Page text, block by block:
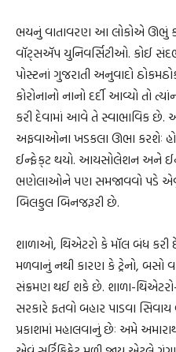
ભયનું વાતાવરણ આ લોકોએ
વૉટ્‌સઍપ યુનિવર્સિટીઓ. કોઈ
પોસ્ટનાં ગુજરાતી અનુવાદો
કોરોનાનો નાનો દર્દી આવ્યો તો
કરી દેવામાં આવે તે સ્વાભાવિક
અફવાઓના ખડકલા ઊભા કરશેઃ
ઈન્ફેક્‌ટ થયો. આયસોલેશન અને
ભણેલાઓને પણ સમજાવવો પડે એવું
બિલકુલ બિનજરૂરી છે.
શાળાઓ, થિએટરો કે મૉલ બંધ કરી
મળવાનું નથી કારણ કે ટ્રેનો,
સંક્રમણ થઈ શકે છે. શાળા-થિએટરો-
સરકારે ફતવો બહાર પાડવા સિવાય
પ્રકાશમાં મહાલવાનું છેઃ અમે